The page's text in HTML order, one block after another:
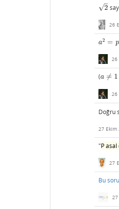
2
–
√
2
26
a2 = p
a2 =p
26
(a ≠ 1
a≠1
26
Doğru
27 Ekim
"P
27
Bu soru
27